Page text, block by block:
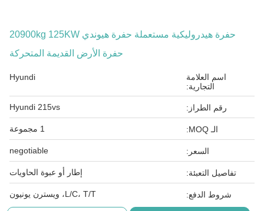
حفرة هيدروليكية مستعملة حفرة هيوندي 20900kg 125KW
حفرة الأرض القديمة المتحركة
اسم العلامة
التجارية:
Hyundi
رقم الطراز: Hyundi 215vs
الـ MOQ: 1 مجموعة
السعر: negotiable
تفاصيل التعبئة: إطار أو عبوة الحاويات
شروط الدفع: L/C، T/T، ويسترن يونيون